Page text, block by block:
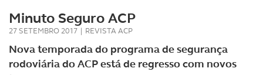
Minuto Seguro ACP
27 SETEMBRO 2017 | REVISTA ACP
Nova temporada do programa de segurança
rodoviária do ACP está de regresso com novos